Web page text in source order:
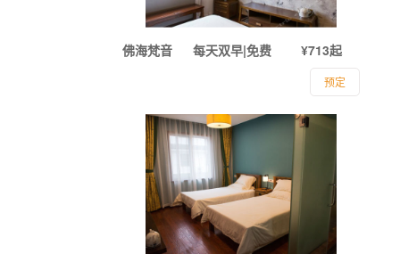
佛海梵音 ¥713起
每天双早|免费
预定